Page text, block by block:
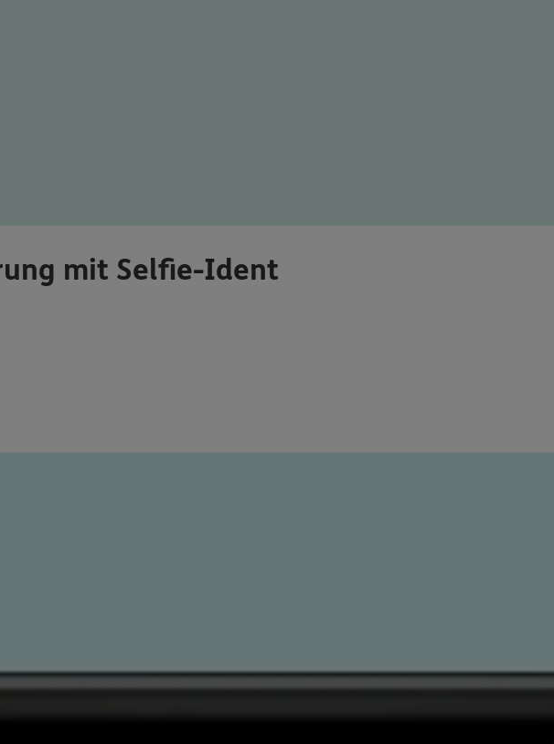
mit Selfie-Ident